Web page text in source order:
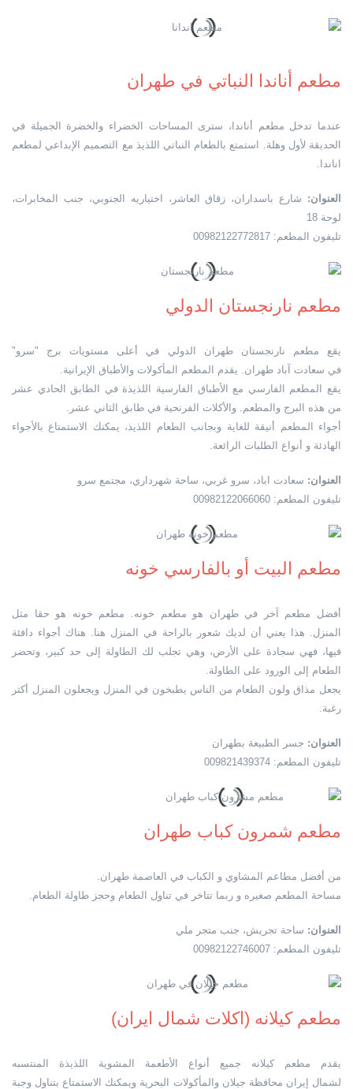
مطعم أناندا النباتي في طهران
عندما تدخل مطعم أناندا، سترى المساحات الخضراء والخضرة الجميلة في
الحديقة لأول وهلة. استمتع بالطعام النباتي اللذيذ مع التصميم الإبداعي لمطعم
اناندا.
العنوان: شارع باسداران، زقاق العاشر، اختياريه الجنوبي، جنب المخابرات،
لوحة 18
تليفون المطعم: 00982122772817
مطعم نارنجستان الدولي
يقع مطعم نارنجستان طهران الدولي في أعلى مستويات برج "سرو"
في سعادت آباد طهران. يقدم المطعم المأكولات والأطباق الإيرانية.
يقع المطعم الفارسي مع الأطباق الفارسية اللذيذة في الطابق الحادي عشر
من هذه البرج والمطعم. والأكلات الفرنحية في طابق الثاني عشر.
أجواء المطعم أنيقة للغاية وبجانب الطعام اللذيذ، يمكنك الاستمتاع بالأجواء
الهادئة و أنواع الطلبات الرائعة.
العنوان: سعادت اباد، سرو غربي، ساحة شهرداري، مجتمع سرو
تليفون المطعم: 00982122066060
مطعم البيت أو بالفارسي خونه
أفضل مطعم آخر في طهران هو مطعم خونه. مطعم خونه هو حقا مثل
المنزل. هذا يعني أن لديك شعور بالراحة في المنزل هنا. هناك أجواء دافئة
فيها، فهي سجادة على الأرض، وهي تجلب لك الطاولة إلى حد كبير، وتحضر
الطعام إلى الورود على الطاولة.
يجعل مذاق ولون الطعام من الناس يطبخون في المنزل ويجعلون المنزل أكثر
رغبة.
العنوان: جسر الطبيعة بطهران
تليفون المطعم: 009821439374
مطعم شمرون كباب طهران
من أفضل مطاعم المشاوي و الكباب في العاصمة طهران.
مساحة المطعم صغيره و ربما تتاخر في تناول الطعام وحجز طاولة الطعام.
العنوان: ساحة تجريش، جنب متجر ملي
تليفون المطعم: 00982122746007
مطعم كيلانه (اكلات شمال ايران)
يقدم مطعم كيلانه جميع أنواع الأطعمة المشوية اللذيذة المنتسبه
لشمال إيران محافظة جيلان والمأكولات البحرية ويمكنك الاستمتاع بتناول وجبة